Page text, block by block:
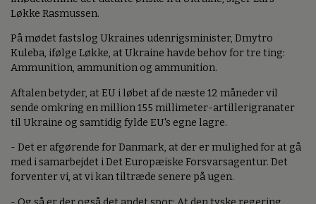
Løkke Rasmussen.
På mødet fastslog Ukraines udenrigsminister, Dmytro
Kuleba, ifølge Løkke, at Ukraine havde behov for tre ting:
Ammunition, ammunition og ammunition.
Aftalen betyder, at EU i løbet af de næste 12 måneder vil
sende omkring en million 155 millimeter-artillerigranater
til Ukraine og samtidig fylde EU's egne lagre.
- Det er afgørende for Danmark, at der er mulighed for at gå
med i samarbejdet i Det Europæiske Forsvarsagentur. Det
forventer vi, at vi kan tiltræde senere på ugen.